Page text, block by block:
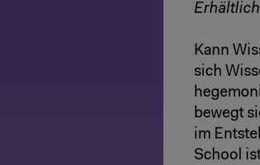
Kann
sich
bewegt
im
School